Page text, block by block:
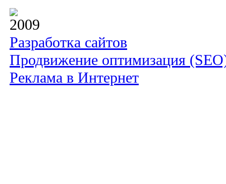
2009
Разработка сайтов
Продвижение оптимизация
Реклама в Интернет